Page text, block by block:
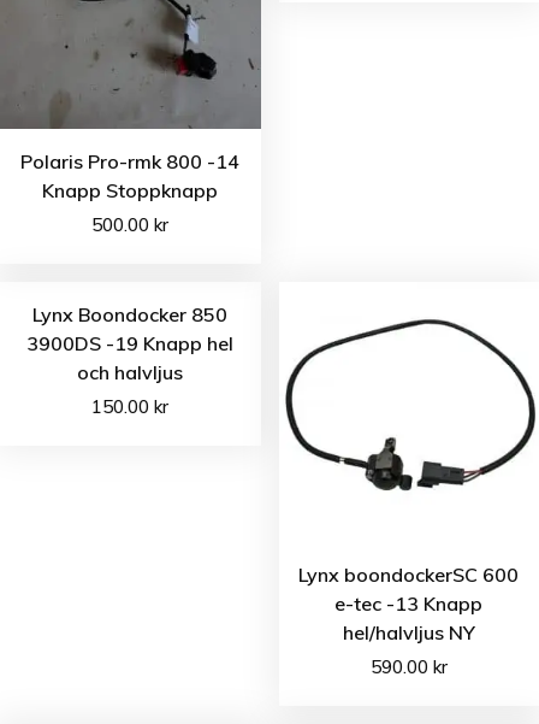
Polaris Pro-rmk 800 -14
Knapp Stoppknapp
500.00kr
Lynx Boondocker 850
3900DS -19 Knapp hel
och halvljus
150.00kr
Lynx boondockerSC 600
e-tec -13 Knapp
hel/halvljus NY
590.00 kr